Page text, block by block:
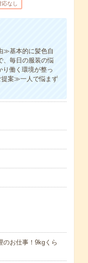
応なし
≫基本的に髪色自
毎日の服装の悩
働く環境が整っ
提案≫一人で悩まず
のお仕事！9kgくら